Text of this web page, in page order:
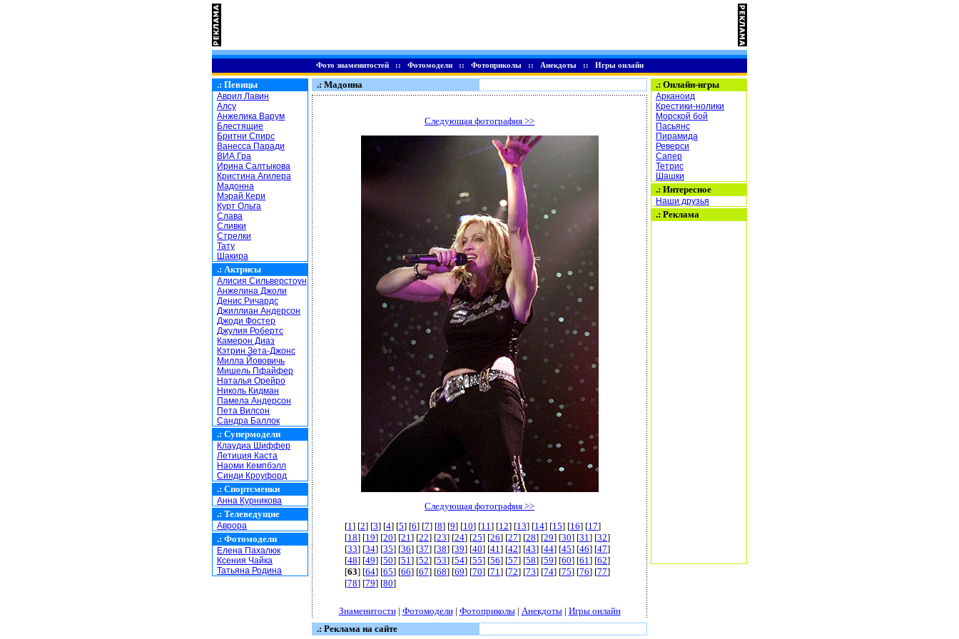
Фото знаменитостей:: Фотомодели:: Фотоприколы:: Анекдоты:: Игры онлайн
.: Певицы
Аврил Лавин
Алсу
Анжелика Варум
Блестящие
Бритни Спирс
Ванесса Паради
ВИА Гра
Ирина Салтыкова
Кристина Агилера
Мадонна
Мэрай Кери
Курт Ольга
Слава
Сливки
Стрелки
Тату
Шакира
.: Актрисы
Алисия Сильверстоун
Анжелина Джоли
Денис Ричардс
Джиллиан Андерсон
Джоди Фостер
Джулия Робертс
Камерон Диаз
Кэтрин Зета-Джонс
Милла Йововичь
Мишель Пфайфер
Наталья Орейро
Николь Кидман
Памела Андерсон
Пета Вилсон
Сандра Баллок
.: Супермодели
Клаудиа Шиффер
Летиция Каста
Наоми Кемпбэлл
Синди Кроуфорд
.: Спортсменки
Анна Курникова
.: Телеведущие
Аврора
.: Фотомодели
Елена Пахалюк
Ксения Чайка
Татьяна Родина
.: Мадонна
Следующая фотография >>
Следующая фотография >>
[1] [2] [3] [4] [5] [6] [7] [8] [9] [10] [11] [12] [13] [14] [15] [16] [17]
[18] [19] [20] [21] [22] [23] [24] [25] [26] [27] [28] [29] [30] [31] [32]
[33] [34] [35] [36] [37] [38] [39] [40] [41] [42] [43] [44] [45] [46] [47]
[48] [49] [50] [51] [52] [53] [54] [55] [56] [57] [58] [59] [60] [61] [62]
[63] [64] [65] [66] [67] [68] [69] [70] [71] [72] [73] [74] [75] [76] [77]
[78] [79] [80]
Знаменитости| Фотомодели| Фотоприколы| Анекдоты| Игры онлайн
.: Реклама на сайте
.: Онлайн-игры
Арканоид
Крестики-нолики
Морской бой
Пасьянс
Пирамида
Реверси
Сапер
Тетрис
Шашки
.: Интересное
Наши друзья
.: Реклама